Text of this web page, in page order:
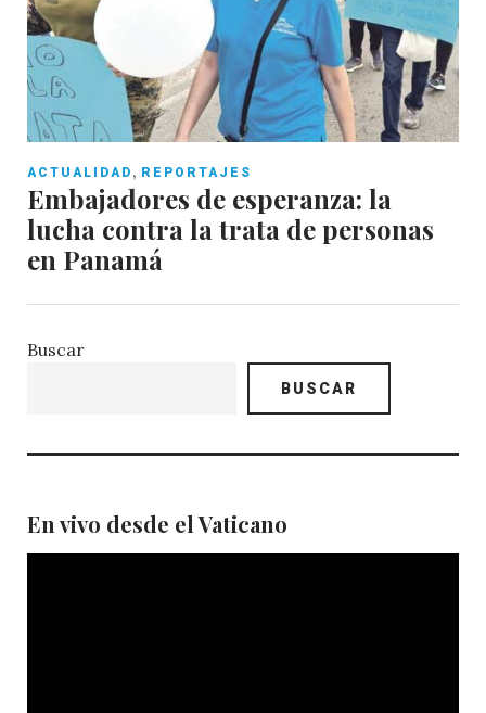
ACTUALIDAD , REPORTAJES
Embajadores de esperanza: la
lucha contra la trata de personas
en Panamá
Buscar
BUSCAR
En vivo desde el Vaticano